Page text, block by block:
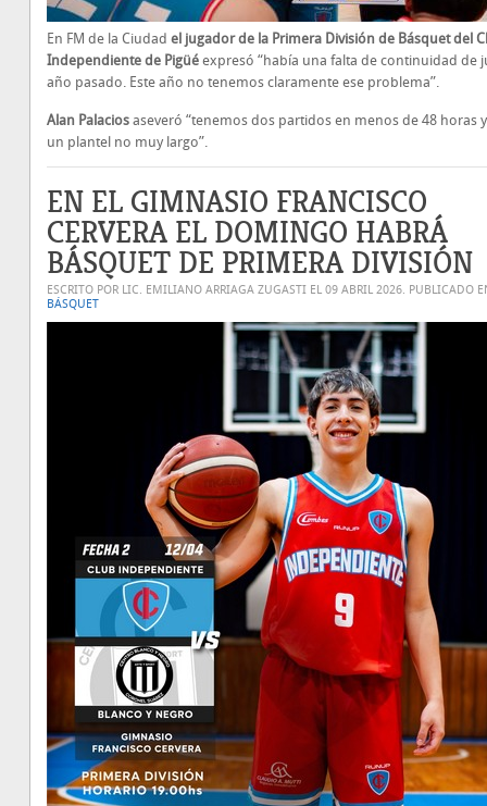
En FM de la Ciudad el jugador de la Primera División de Básquet del
Independiente de Pigüé expresó “había una falta de continuidad de
año pasado. Este año no tenemos claramente ese problema”.
Alan Palacios aseveró “tenemos dos partidos en menos de 48 horas
un plantel no muy largo”.
EN EL GIMNASIO FRANCISCO
CERVERA EL DOMINGO HABRÁ
BÁSQUET DE PRIMERA DIVISIÓN
ESCRITO POR LIC. EMILIANO ARRIAGA ZUGASTI EL 09 ABRIL 2026. PUBLICADO
BÁSQUET